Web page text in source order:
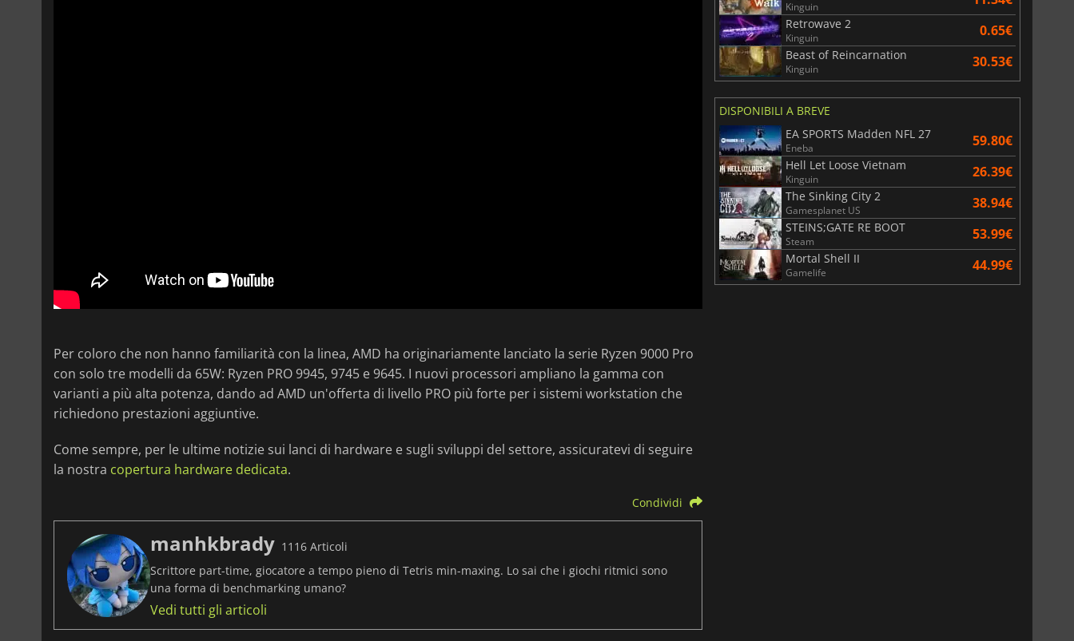
Per coloro che non hanno familiarità con la linea, AMD ha originariamente lanciato la serie Ryzen 9000 Pro
con solo tre modelli da 65W: Ryzen PRO 9945, 9745 e 9645. I nuovi processori ampliano la gamma con
varianti a più alta potenza, dando ad AMD un'offerta di livello PRO più forte per i sistemi workstation che
richiedono prestazioni aggiuntive.
Come sempre, per le ultime notizie sui lanci di hardware e sugli sviluppi del settore, assicuratevi di seguire
la nostra copertura hardware dedicata.
Condividi
manhkbrady 1116 Articoli
Scrittore part-time, giocatore a tempo pieno di Tetris min-maxing. Lo sai che i giochi ritmici sono
una forma di benchmarking umano?
Vedi tutti gli articoli
Kinguin
Retrowave 2
Kinguin 0.65€
Beast of Reincarnation
Kinguin 30.53€
DISPONIBILI A BREVE
EA SPORTS Madden NFL 27
Eneba 59.80€
Hell Let Loose Vietnam
Kinguin 26.39€
The Sinking City 2
Gamesplanet US 38.94€
STEINS;GATE RE BOOT
Steam 53.99€
Mortal Shell II
Gamelife 44.99€